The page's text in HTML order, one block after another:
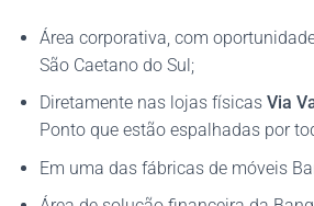
Área corporativa, com
São Caetano do Sul;
Diretamente nas lojas físicas Via
Ponto que estão espalhadas por
Em uma das fábricas de móveis